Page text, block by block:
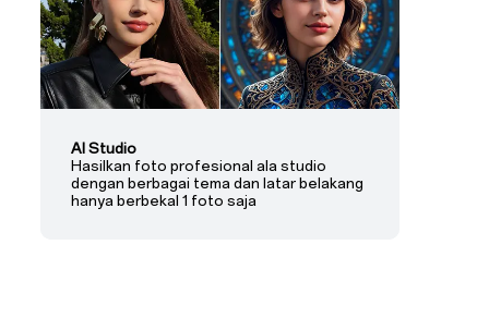
AI Studio
Hasilkan foto profesional ala studio
dengan berbagai tema dan latar belakang
hanya berbekal 1 foto saja